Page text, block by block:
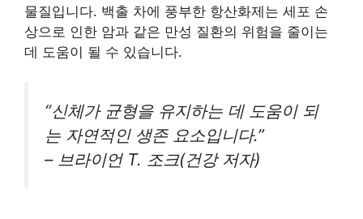
물질입니다. 백출 차에 풍부한 항산화제는 세포 손
상으로 인한 암과 같은 만성 질환의 위험을 줄이는
데 도움이 될 수 있습니다.
“신체가 균형을 유지하는 데 도움이 되
는 자연적인 생존 요소입니다.”
– 브라이언 T. 조크(건강 저자)